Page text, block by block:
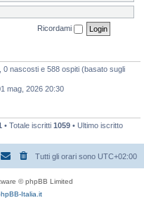
Ricordami
nascosti e 588 ospiti (basato sugli
mag, 2026 20:30
• Totale iscritti 1059 • Ultimo iscritto
Tutti gli orari sono UTC+02:00
© phpBB Limited
Italia.it